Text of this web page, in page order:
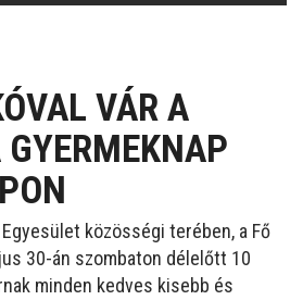
VÁR A
GYERMEKNAP
Egyesület közösségi terében, a Fő
30-án szombaton délelőtt 10
minden kedves kisebb és